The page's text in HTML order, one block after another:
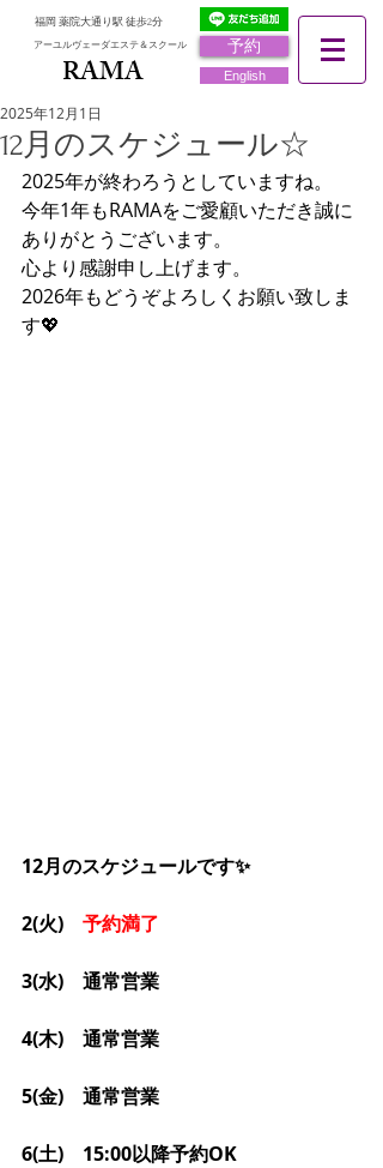
予約
福岡 薬院大通り駅 徒歩2分
アーユルヴェーダエステ＆スクール
RAMA English
12月のスケジュール☆
2025年12月1日
2025年が終わろうとしていますね。
今年1年もRAMAをご愛顧いただき誠に
ありがとうございます。
心より感謝申し上げます。
2026年もどうぞよろしくお願い致しま
す💖
12月のスケジュールです✨
2(火) 予約満了
3(水)　通常営業
4(木)　通常営業
5(金)　通常営業
6(土)　15:00以降予約OK